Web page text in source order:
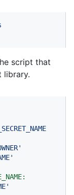
script that
library.